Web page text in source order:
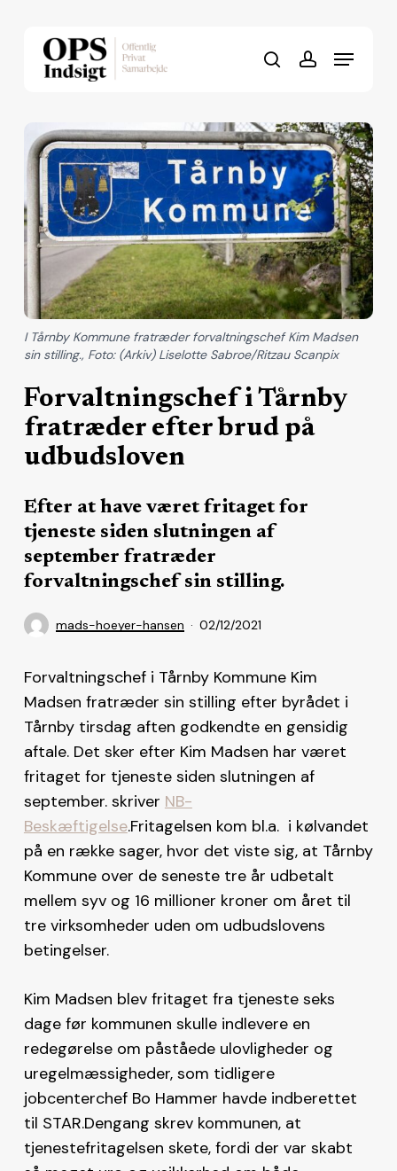
searchaccount
Menu
Forvaltningschef i Tårnby
fratræder efter brud på
udbudsloven
Efter at have været fritaget for
tjeneste siden slutningen af
september fratræder
forvaltningschef sin stilling.
mads-hoeyer-hansen 02/12/2021
I Tårnby Kommune fratræder forvaltningschef Kim Madsen
sin stilling., Foto: (Arkiv) Liselotte Sabroe/Ritzau Scanpix
Forvaltningschef i Tårnby Kommune Kim
Madsen fratræder sin stilling efter byrådet i
Tårnby tirsdag aften godkendte en gensidig
aftale. Det sker efter Kim Madsen har været
fritaget for tjeneste siden slutningen af
september. skriver NB-
Beskæftigelse.Fritagelsen kom bl.a. i kølvandet
på en række sager, hvor det viste sig, at Tårnby
Kommune over de seneste tre år udbetalt
mellem syv og 16 millioner kroner om året til
tre virksomheder uden om udbudslovens
betingelser.
Kim Madsen blev fritaget fra tjeneste seks
dage før kommunen skulle indlevere en
redegørelse om påståede ulovligheder og
uregelmæssigheder, som tidligere
jobcenterchef Bo Hammer havde indberettet
til STAR.Dengang skrev kommunen, at
tjenestefritagelsen skete, fordi der var skabt
Close